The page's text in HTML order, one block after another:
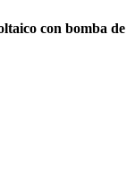
con bomba de